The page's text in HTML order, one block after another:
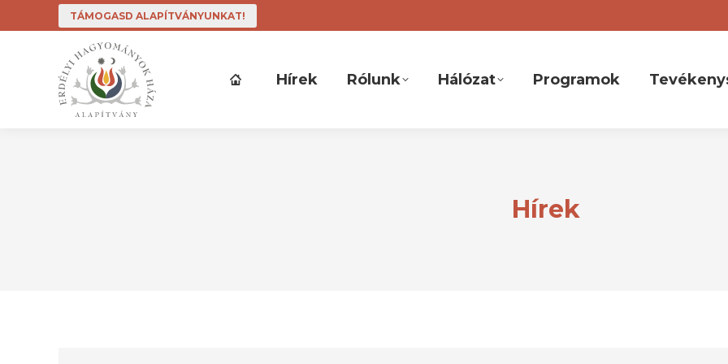
TÁMOGASD ALAPÍTVÁNYUNKAT!
Hírek Rólunk Hálózat Programok
Hírek